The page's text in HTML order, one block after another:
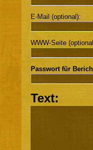
E-Mail (optional):
WWW-Seite
Passwort für
Text: